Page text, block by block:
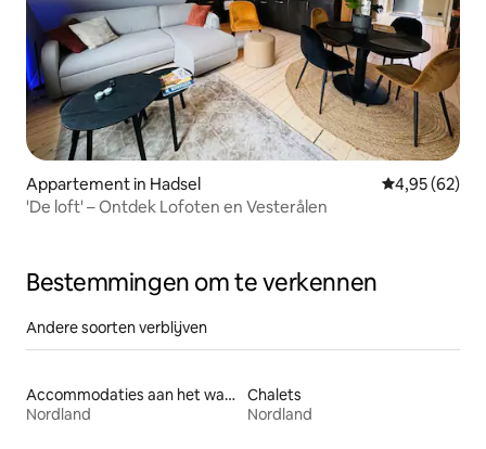
Appartement in Hadsel Gemiddelde
4,95 (62)
'De loft' – Ontdek Lofoten en Vesterålen
Bestemmingen om te verkennen
Andere soorten verblijven
Accommodaties aan het water
Nordland
Chalets
Nordland